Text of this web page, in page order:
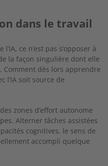
dans le travail
ce n’est pas s’opposer à
la façon singulière dont elle
dès lors apprendre
l’IA soit source de
zones d’effort autonome
Alterner tâches assistées
cognitives, le sens de
accompli quelque